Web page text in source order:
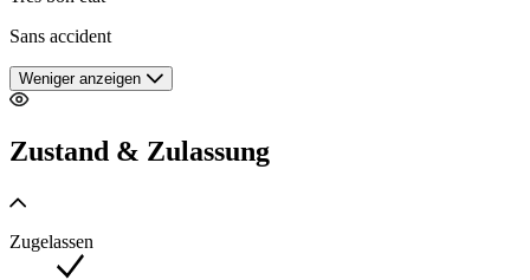
Sans accident
Weniger anzeigen
Zustand & Zulassung
Zugelassen